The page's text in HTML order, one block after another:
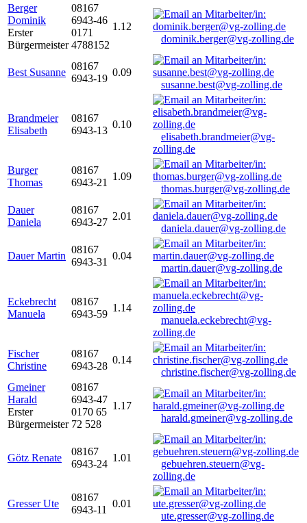
Berger
Dominik
Erster
Bürgermeister
08167
6943-46
0171
4788152
1.12
dominik.berger@vg-zolling.de
Best Susanne
08167
6943-19
0.09
susanne.best@vg-zolling.de
Brandmeier
Elisabeth
08167
6943-13
0.10
elisabeth.brandmeier@vg-
zolling.de
Burger
Thomas
08167
6943-21
1.09
thomas.burger@vg-zolling.de
Dauer
Daniela
08167
6943-27
2.01
daniela.dauer@vg-zolling.de
Dauer Martin
08167
6943-31
0.04
martin.dauer@vg-zolling.de
Eckebrecht
Manuela
08167
6943-59
1.14
manuela.eckebrecht@vg-
zolling.de
Fischer
Christine
08167
6943-28
0.14
christine.fischer@vg-zolling.de
Gmeiner
Harald
Erster
Bürgermeister
08167
6943-47
0170 65
72 528
1.17
harald.gmeiner@vg-zolling.de
Götz Renate
08167
6943-24
1.01
gebuehren.steuern@vg-
zolling.de
Gresser Ute
08167
6943-11
0.01
ute.gresser@vg-zolling.de